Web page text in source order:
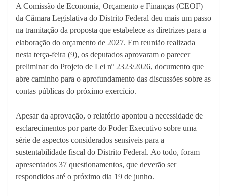
A Comissão de Economia, Orçamento e Finanças (CEOF)
da Câmara Legislativa do Distrito Federal deu mais um passo
na tramitação da proposta que estabelece as diretrizes para a
elaboração do orçamento de 2027. Em reunião realizada
nesta terça-feira (9), os deputados aprovaram o parecer
preliminar do Projeto de Lei nº 2323/2026, documento que
abre caminho para o aprofundamento das discussões sobre as
contas públicas do próximo exercício.
Apesar da aprovação, o relatório apontou a necessidade de
esclarecimentos por parte do Poder Executivo sobre uma
série de aspectos considerados sensíveis para a
sustentabilidade fiscal do Distrito Federal. Ao todo, foram
apresentados 37 questionamentos, que deverão ser
respondidos até o próximo dia 19 de junho.